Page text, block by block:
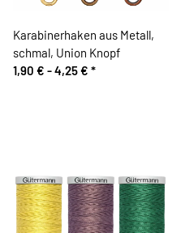
Karabinerhaken aus Metall,
schmal, Union Knopf
1,90 € -4,25 € *